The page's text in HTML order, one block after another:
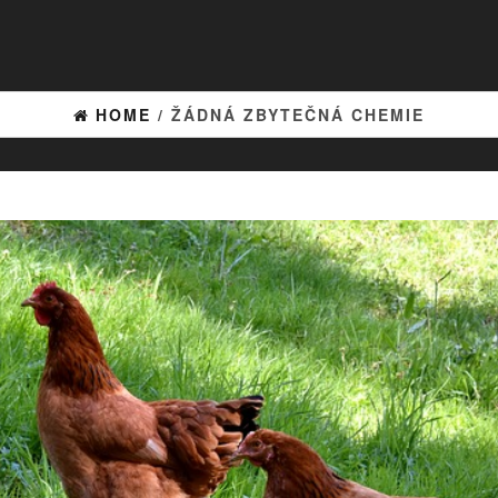
HOME / ŽÁDNÁ ZBYTEČNÁ CHEMIE